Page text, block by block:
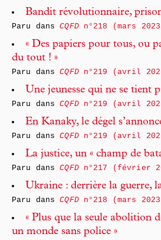
Bandit révolutionnaire,
Paru dansCQFDn°218 (mars
« Des papiers pour tous, ou
du tout ! »
Paru dansCQFDn°219 (avril
Une jeunesse qui ne se tient
Paru dansCQFDn°219 (avril
En Kanaky, le dégel
Paru dansCQFDn°219 (avril
La justice, un « champ de
Paru dansCQFDn°217 (février
Ukraine : derrière la guerre,
Paru dansCQFDn°218 (mars
« Plus que la seule abolition
un monde sans police »